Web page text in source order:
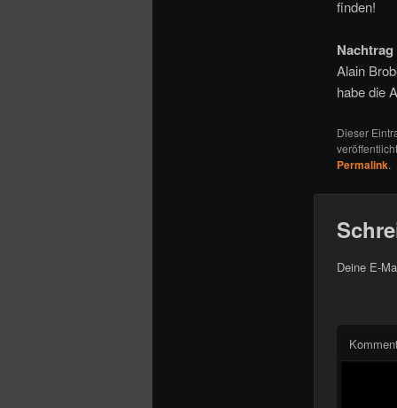
finden!
Nachtrag
Alain
habe die
Dieser
Permalink.
Deine E-